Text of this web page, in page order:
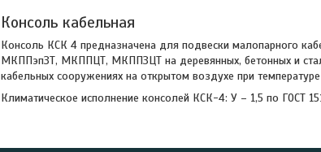
Консоль кабельная
Консоль КСК 4 предназначена для подвески малопарного
МКППэпЗТ, МКППЦТ, МКППЗЦТ на деревянных, бетонных и
кабельных сооружениях на открытом воздухе при
Климатическое исполнение консолей КСК-4: У – 1,5 по ГОСТ